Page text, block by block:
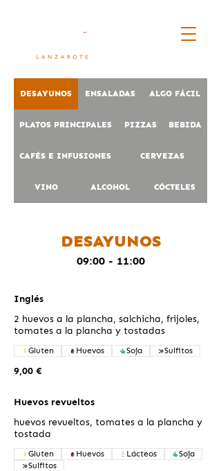
DESAYUNOS ENSALADAS ALGO FÁCIL
PLATOS PRINCIPALES PIZZAS BEBIDA
CAFÉS E INFUSIONES CERVEZAS
VINO ALCOHOL CÓCTELES
DESAYUNOS
09:00 - 11:00
Inglés
2 huevos a la plancha, salchicha, frijoles,
tomates a la plancha y tostadas
9,00 €
Gluten Huevos Soja Sulfitos
Huevos revueltos
huevos revueltos, tomates a la plancha y
tostada
Gluten Huevos Lácteos
Soja
Sulfitos